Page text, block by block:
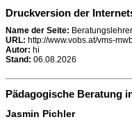
Druckversion der
Name der Seite:
URL: http://www.vobs.at/vms-
Autor: hi
Stand: 06.08.2026
Pädagogische Beratung
Jasmin Pichler